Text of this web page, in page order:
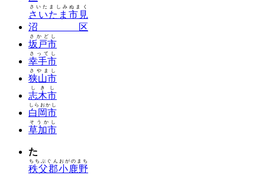
さいたま市見
沼区
さいたましみぬまく
坂戸市
さかどし
幸手市
さってし
狭山市
さやまし
志木市
しきし
白岡市
しらおかし
草加市
そうかし
た
秩父郡小鹿野
ちちぶぐんおがのまち